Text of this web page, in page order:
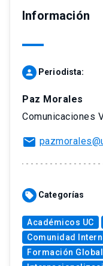
Información
person Periodista:
Paz Morales
Comunicaciones
mail
sell Categorías
Académicos UC
Comunidad
Formación Global